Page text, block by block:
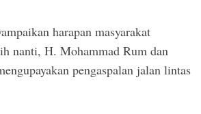
harapan masyarakat
nanti, H. Mohammad Rum dan
pengaspalan jalan lintas